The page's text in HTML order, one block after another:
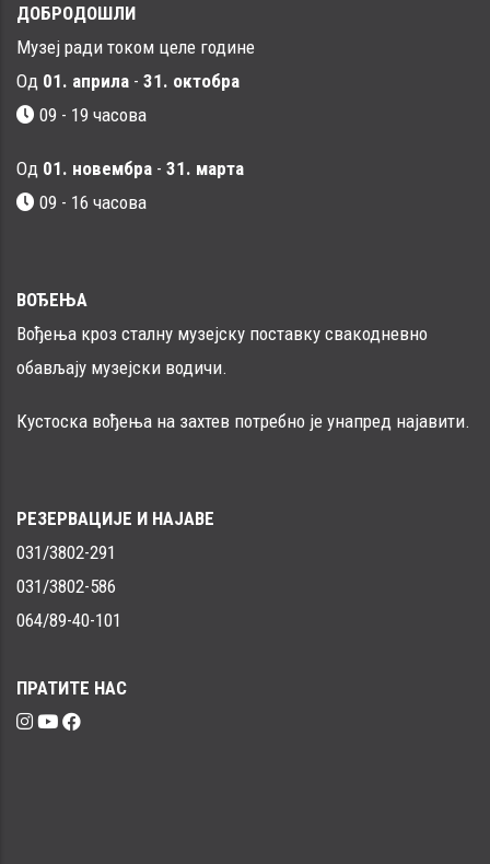
ДОБРОДОШЛИ
Музеј ради током целе године
Од 01. априла - 31. октобра
09 - 19 часова
Од 01. новембра - 31. марта
09 - 16 часовa
ВОЂЕЊА
Вођења кроз сталну музејску поставку свакодневно
обављају музејски водичи.
Кустоска вођења на захтев потребно је унапред најавити.
РЕЗЕРВАЦИЈЕ И НАЈАВЕ
031/3802-291
031/3802-586
064/89-40-101
ПРАТИТЕ НАС